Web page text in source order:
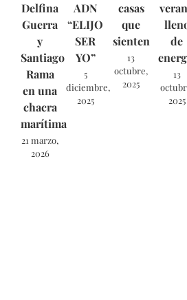
Delfina
Guerra
y
Santiago
Rama
en una
chacra
marítima
21 marzo,
2026
ADN
“ELIJO
SER
YO”
5
diciembre,
2025
casas
que
sienten
13
octubre,
2025
de
13
2025